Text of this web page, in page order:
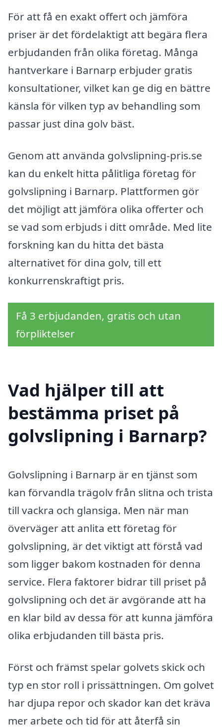
För att få en exakt offert och jämföra
priser är det fördelaktigt att begära flera
erbjudanden från olika företag. Många
hantverkare i Barnarp erbjuder gratis
konsultationer, vilket kan ge dig en bättre
känsla för vilken typ av behandling som
passar just dina golv bäst.
Genom att använda golvslipning-pris.se
kan du enkelt hitta pålitliga företag för
golvslipning i Barnarp. Plattformen gör
det möjligt att jämföra olika offerter och
se vad som erbjuds i ditt område. Med lite
forskning kan du hitta det bästa
alternativet för dina golv, till ett
konkurrenskraftigt pris.
Få 3 erbjudanden, gratis och utan
förpliktelser
Vad hjälper till att
bestämma priset på
golvslipning i Barnarp?
Golvslipning i Barnarp är en tjänst som
kan förvandla trägolv från slitna och trista
till vackra och glansiga. Men när man
överväger att anlita ett företag för
golvslipning, är det viktigt att förstå vad
som ligger bakom kostnaden för denna
service. Flera faktorer bidrar till priset på
golvslipning och det är avgörande att ha
en klar bild av dessa för att kunna jämföra
olika erbjudanden till bästa pris.
Först och främst spelar golvets skick och
typ en stor roll i prissättningen. Om golvet
har djupa repor och skador kan det kräva
mer arbete och tid för att återfå sin